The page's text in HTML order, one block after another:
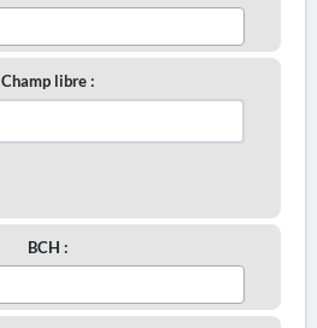
Champ libre :
BCH :